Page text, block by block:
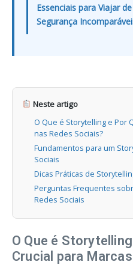
Essenciais para Viajar
Segurança
Neste artigo
O Que é Storytelling e Por
nas Redes Sociais?
Fundamentos para um
Sociais
Dicas Práticas de
Perguntas Frequentes
Redes Sociais
O Que é
Crucial para